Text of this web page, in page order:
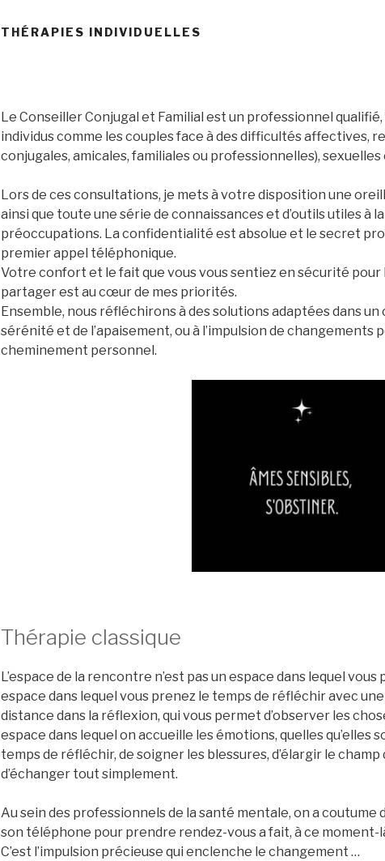
THÉRAPIES INDIVIDUELLES
Le Conseiller Conjugal et Familial est un professionnel
individus comme les couples face à des difficultés affectives,
conjugales, amicales, familiales ou professionnelles), sexuelles
Lors de ces consultations, je mets à votre disposition une
ainsi que toute une série de connaissances et d’outils utiles à
préoccupations. La confidentialité est absolue et le secret
premier appel téléphonique.
Votre confort et le fait que vous vous sentiez en sécurité pour
partager est au cœur de mes priorités.
Ensemble, nous réfléchirons à des solutions adaptées dans
sérénité et de l’apaisement, ou à l’impulsion de
cheminement personnel.
Thérapie classique
L’espace de la rencontre n’est pas un espace dans lequel vous
espace dans lequel vous prenez le temps de réfléchir avec
distance dans la réflexion, qui vous permet d’observer les
espace dans lequel on accueille les émotions, quelles qu’elles
temps de réfléchir, de soigner les blessures, d’élargir le
d’échanger tout simplement.
Au sein des professionnels de la santé mentale, on a coutume
son téléphone pour prendre rendez-vous a fait, à ce moment-
C’est l’impulsion précieuse qui enclenche le changement …